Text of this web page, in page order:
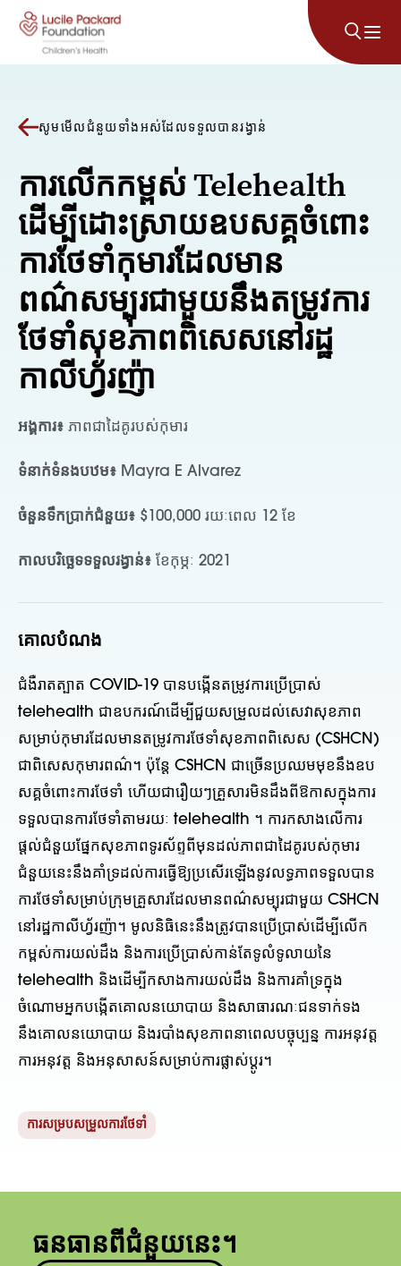
រំលងទៅមាតិកា
សូមមើលជំនួយទាំងអស់ដែលទទួលបានរង្វាន់
ការលើកកម្ពស់ Telehealth
ដើម្បីដោះស្រាយឧបសគ្គចំពោះ
ការថែទាំកុមារដែលមាន
ពណ៌សម្បុរជាមួយនឹងតម្រូវការ
ថែទាំសុខភាពពិសេសនៅរដ្ឋ
កាលីហ្វ័រញ៉ា
អង្គការ៖ ភាពជាដៃគូរបស់កុមារ
ទំនាក់ទំនងបឋម៖ Mayra E Alvarez
ចំនួនទឹកប្រាក់ជំនួយ៖ $100,000 រយៈពេល 12 ខែ
កាលបរិច្ឆេទទទួលរង្វាន់៖ ខែកុម្ភៈ 2021
គោលបំណង
ជំងឺរាតត្បាត COVID-19 បានបង្កើនតម្រូវការប្រើប្រាស់
telehealth ជាឧបករណ៍ដើម្បីជួយសម្រួលដល់សេវាសុខភាព
សម្រាប់កុមារដែលមានតម្រូវការថែទាំសុខភាពពិសេស (CSHCN)
ជាពិសេសកុមារពណ៌។ ប៉ុន្តែ CSHCN ជាច្រើនប្រឈមមុខនឹងឧប
សគ្គចំពោះការថែទាំ ហើយជារឿយៗគ្រួសារមិនដឹងពីឱកាសក្នុងការ
ទទួលបានការថែទាំតាមរយៈ telehealth ។ ការកសាងលើការ
ផ្តល់ជំនួយផ្នែកសុខភាពទូរស័ព្ទពីមុនដល់ភាពជាដៃគូរបស់កុមារ
ជំនួយនេះនឹងគាំទ្រដល់ការធ្វើឱ្យប្រសើរឡើងនូវលទ្ធភាពទទួលបាន
ការថែទាំសម្រាប់ក្រុមគ្រួសារដែលមានពណ៌សម្បុរជាមួយ CSHCN
នៅរដ្ឋកាលីហ្វ័រញ៉ា។ មូលនិធិនេះនឹងត្រូវបានប្រើប្រាស់ដើម្បីលើក
កម្ពស់ការយល់ដឹង និងការប្រើប្រាស់កាន់តែទូលំទូលាយនៃ
telehealth និងដើម្បីកសាងការយល់ដឹង និងការគាំទ្រក្នុង
ចំណោមអ្នកបង្កើតគោលនយោបាយ និងសាធារណៈជនទាក់ទង
នឹងគោលនយោបាយ និងរបាំងសុខភាពនាពេលបច្ចុប្បន្ន ការអនុវត្ត
ការអនុវត្ត និងអនុសាសន៍សម្រាប់ការផ្លាស់ប្តូរ។
ការសម្របសម្រួលការថែទាំ
ធនធានពីជំនួយនេះ។